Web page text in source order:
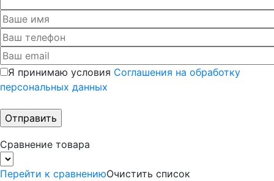
Я принимаю условия Соглашения на обработку
персональных данных
Сравнение товара
Перейти к сравнениюОчистить список